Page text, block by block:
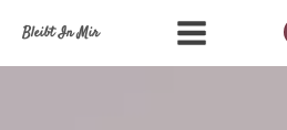
Bleibt In Mir